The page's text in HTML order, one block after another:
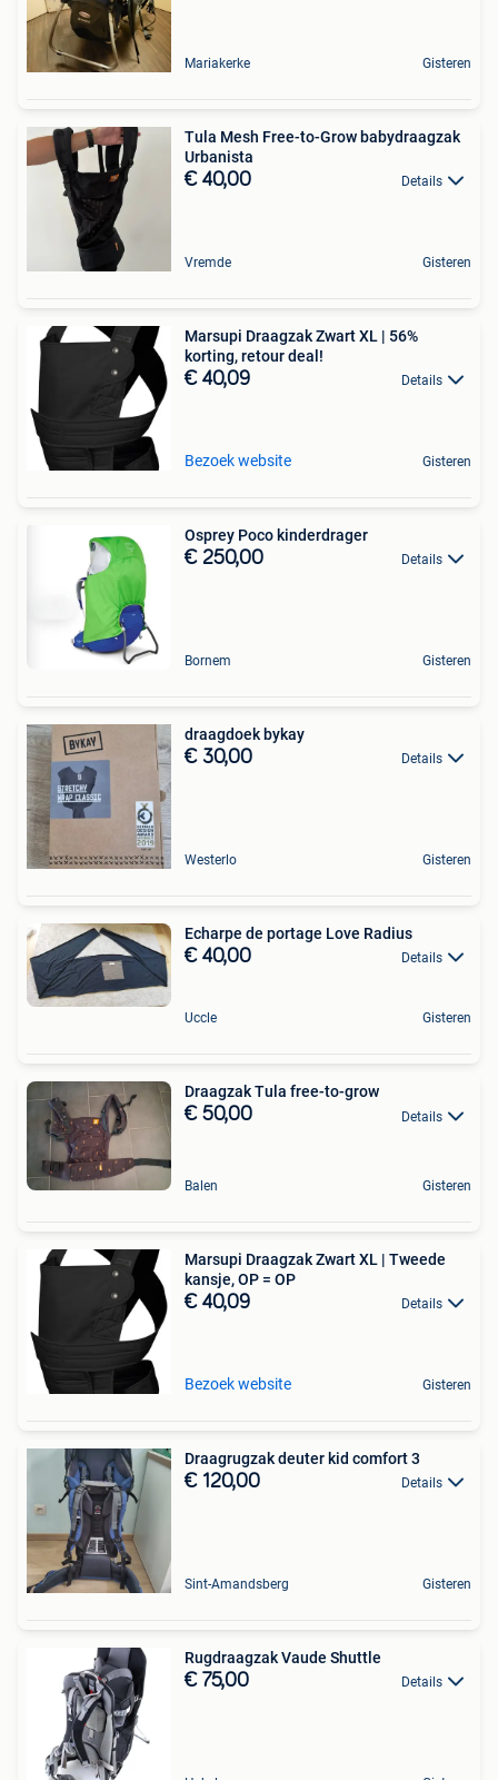
Mariakerke Gisteren
Tula Mesh Free-to-Grow babydraagzak
Urbanista
€ 40,00 Details
Vremde Gisteren
Marsupi Draagzak Zwart XL | 56%
korting, retour deal!
€ 40,09 Details
Bezoek website Gisteren
Osprey Poco kinderdrager
€ 250,00 Details
Bornem Gisteren
draagdoek bykay
€ 30,00 Details
Westerlo Gisteren
Echarpe de portage Love Radius
€ 40,00 Details
Uccle Gisteren
Draagzak Tula free-to-grow
€ 50,00 Details
Balen Gisteren
Marsupi Draagzak Zwart XL | Tweede
kansje, OP = OP
€ 40,09 Details
Bezoek website Gisteren
Draagrugzak deuter kid comfort 3
€ 120,00 Details
Sint-Amandsberg Gisteren
Rugdraagzak Vaude Shuttle
€ 75,00 Details